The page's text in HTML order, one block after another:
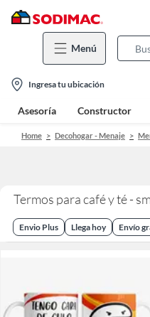
Menú
location-
icon
Ingresa tu ubicación
Asesoría Constructor
Home Decohogar - Menaje
Termos para café y té - sm
Envio Plus Llega hoy Envío